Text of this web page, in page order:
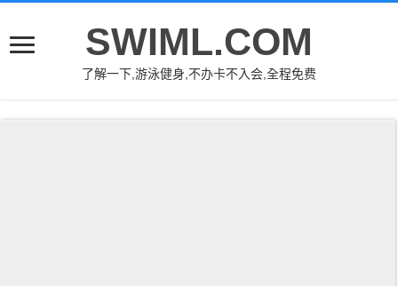
SWIML.COM
了解一下,游泳健身,不办卡不入会,全程免费